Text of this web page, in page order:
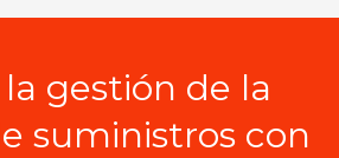
gestión de la
suministros con